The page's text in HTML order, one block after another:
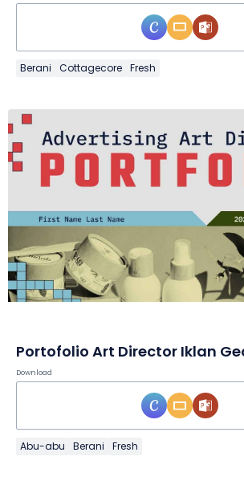
Berani Cottagecore Fresh
Download
Abu-abu Berani Fresh